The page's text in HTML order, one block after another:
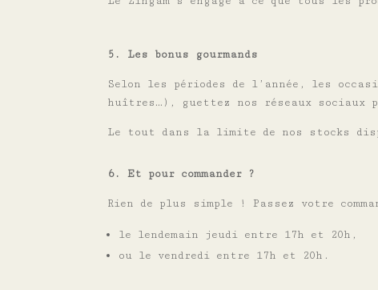
5. Les bonus gourmands
Selon les périodes de l’année, les
huîtres…), guettez nos réseaux sociaux
Le tout dans la limite de nos stocks
6. Et pour commander ?
Rien de plus simple ! Passez votre
le lendemain jeudi entre 17h et 20h,
ou le vendredi entre 17h et 20h.